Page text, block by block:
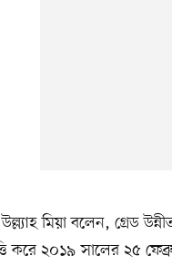
মিয়া বলেন, গ্রেড
করে ২০১৯ সালের ২৫